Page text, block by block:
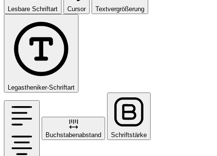
Lesbare Schriftart Cursor Textvergrößerung
Legastheniker-Schriftart
Buchstabenabstand Schriftstärke